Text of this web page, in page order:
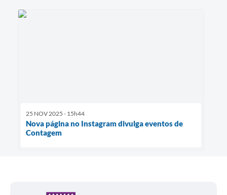
25 NOV 2025 - 15h44
Nova página no Instagram divulga eventos de
Contagem